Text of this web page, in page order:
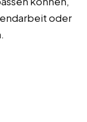
oder